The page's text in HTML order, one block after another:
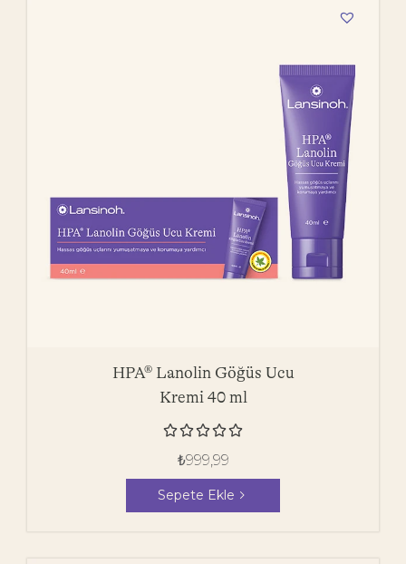
HPA® Lanolin Göğüs Ucu
Kremi 40 ml

₺999,99
Sepete Ekle